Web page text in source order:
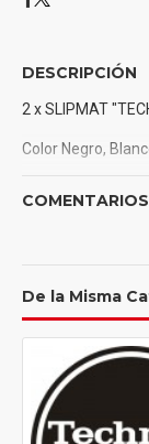
DESCRIPCIÓN
2 x SLIPMAT
Color Negro,
COMENTARIOS
De la Misma